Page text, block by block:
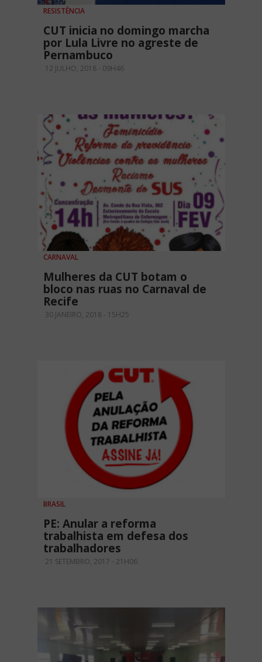
RESISTÊNCIA
CUT inicia no domingo marcha
por Lula Livre no agreste de
Pernambuco
12 JULHO, 2018 - 09H46
CARNAVAL
Mulheres da CUT botam o
bloco nas ruas no Carnaval de
Recife
30 JANEIRO, 2018 - 15H25
BRASIL
PE: Anular a reforma
trabalhista em defesa dos
trabalhadores
21 SETEMBRO, 2017 - 21H06